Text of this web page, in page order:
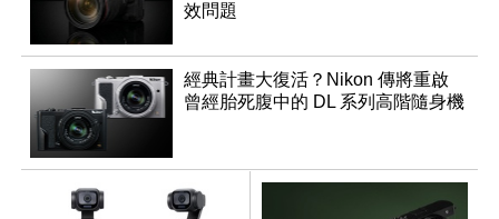
效問題
經典計畫大復活？Nikon 傳將重啟
曾經胎死腹中的 DL 系列高階隨身機